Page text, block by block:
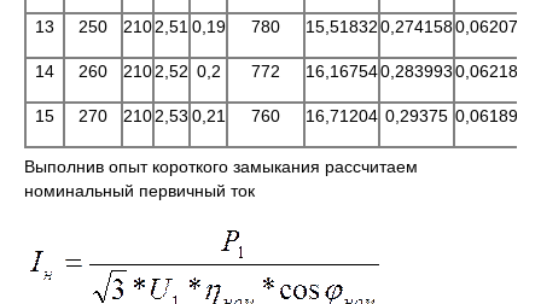
13 250 2102,51 0,19 780 15,518320,2741580,062073
14 260 2102,52 0,2 772 16,167540,2839930,062183
15 270 2102,53 0,21 760 16,71204 0,29375 0,061896
Выполнив опыт короткого замыкания рассчитаем
номинальный первичный ток